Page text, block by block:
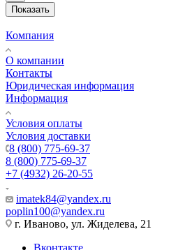
Показать
Компания
О компании
Контакты
Юридическая информация
Информация
Условия оплаты
Условия доставки
8 (800) 775-69-37
8 (800) 775-69-37
+7 (4932) 26-20-55
imatek84@yandex.ru
poplin100@yandex.ru
г. Иваново, ул. Жиделева, 21
Вконтакте